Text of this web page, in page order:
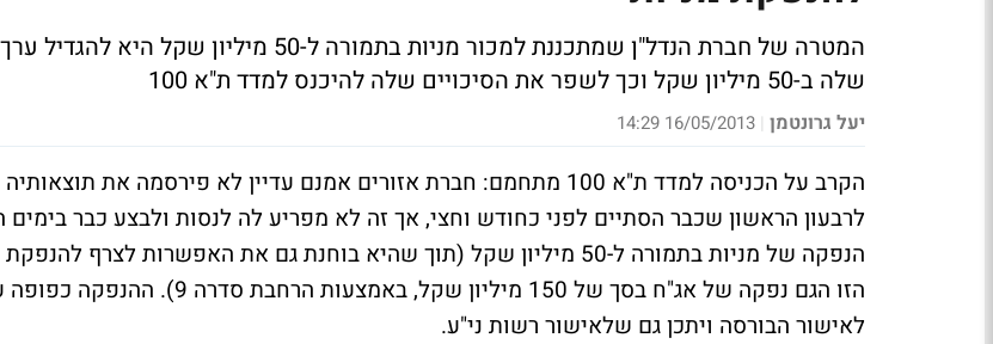
המטרה של חברת הנדל"ן שמתכננת למכור מניות בתמורה ל-50 מיליון שקל
שלה ב-50 מיליון שקל וכך לשפר את הסיכויים שלה להיכנס למדד ת"א 100
יעל גרונטמן |
16/05/2013 14:29
הקרב על הכניסה למדד ת"א 100 מתחמם: חברת אזורים אמנם עדיין לא פירסמה את
לרבעון הראשון שכבר הסתיים לפני כחודש וחצי, אך זה לא מפריע לה לנסות ולבצע כבר בימים
הנפקה של מניות בתמורה ל-50 מיליון שקל (תוך שהיא בוחנת גם את האפשרות לצרף
הזו הגם נפקה של אג"ח בסך של 150 מיליון שקל, באמצעות הרחבת סדרה 9).
לאישור הבורסה ויתכן גם שלאישור רשות ני"ע.